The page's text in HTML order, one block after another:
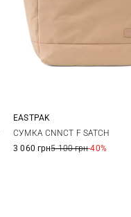
One Size
EASTPAK
СУМКА CNNCT F SATCH
3 060 грн5 100 грн-40%